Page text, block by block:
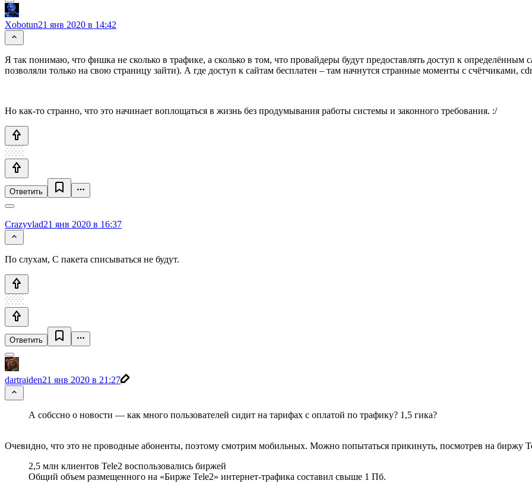
Xobotun21 янв 2020 в 14:42
Я так понимаю, что фишка не сколько в трафике, а сколько в том, что провайдеры будут предоставлять доступ к
позволяли только на свою страницу зайти). А где доступ к сайтам бесплатен – там начнутся странные моменты с счётчиками,
Но как-то странно, что это начинает воплощаться в жизнь без продумывания работы системы и законного требования. :/
Ответить
Crazyvlad21 янв 2020 в 16:37
По слухам, С пакета списываться не будут.
Ответить
dartraiden21 янв 2020 в 21:27
А собссно о новости — как много пользователей сидит на тарифах с оплатой по трафику? 1,5 гика?
Очевидно, что это не проводные абоненты, поэтому смотрим мобильных. Можно попытаться прикинуть, посмотрев на биржу
2,5 млн клиентов Tele2 воспользовались биржей
Общий объем размещенного на «Бирже Tele2» интернет-трафика составил свыше 1 Пб.